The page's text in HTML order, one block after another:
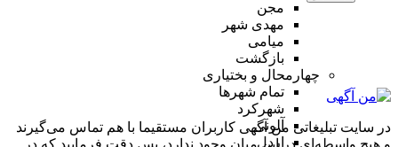
مجن
مهدی شهر
میامی
بازگشت
چهارمحال و بختیاری
تمام شهر‌ها
شهرکرد
آلونی
اردل
در سایت تبلیغاتی من آگهی کاربران مستقیما با هم تماس می‌گیرند
و هیچ واسطه‌ای در این میان وجود ندارد، پس دقت فرمایید که در